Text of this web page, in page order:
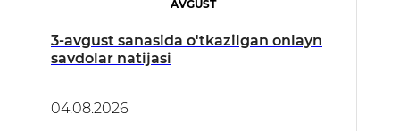
AVGUST
3-avgust sanasida o'tkazilgan onlayn
savdolar natijasi
04.08.2026